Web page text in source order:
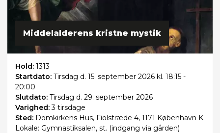
Middelalderens kristne mystik
Hold: 1313
Startdato: Tirsdag d. 15. september 2026 kl. 18:15 -
20:00
Slutdato: Tirsdag d. 29. september 2026
Varighed:3 tirsdage
Sted: Domkirkens Hus, Fiolstræde 4, 1171 København K
Lokale: Gymnastiksalen, st. (indgang via gården)